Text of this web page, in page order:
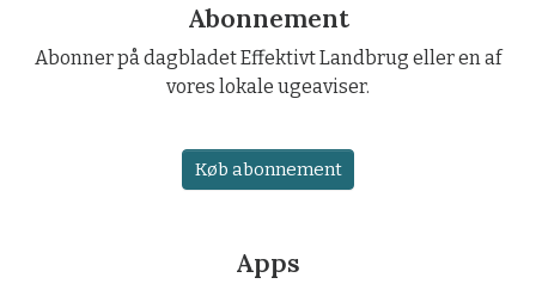
Abonnement
Abonner på dagbladet Effektivt Landbrug eller en af
vores lokale ugeaviser.
Køb abonnement
Apps